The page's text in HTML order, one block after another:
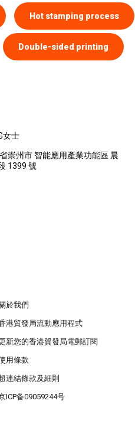
Hot stamping process
Double-sided printing
女士
崇州市 智能應用產業功能區 晨
1399 號
於我們
港貿發局流動應用程式
新您的香港貿發局電郵訂閱
用條款
連結條款及細則
ICP备09059244号